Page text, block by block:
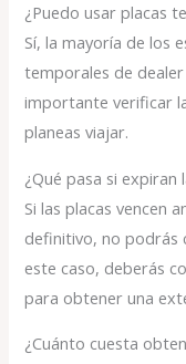
¿Puedo usar placas
Sí, la mayoría de los
temporales de
importante verificar
planeas viajar.
¿Qué pasa si
Si las placas vencen
definitivo, no podrás
este caso, deberás
para obtener una
¿Cuánto cuesta